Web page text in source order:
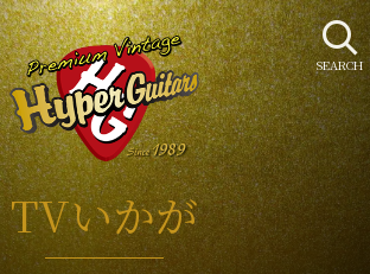
TVいかが
SEARCH